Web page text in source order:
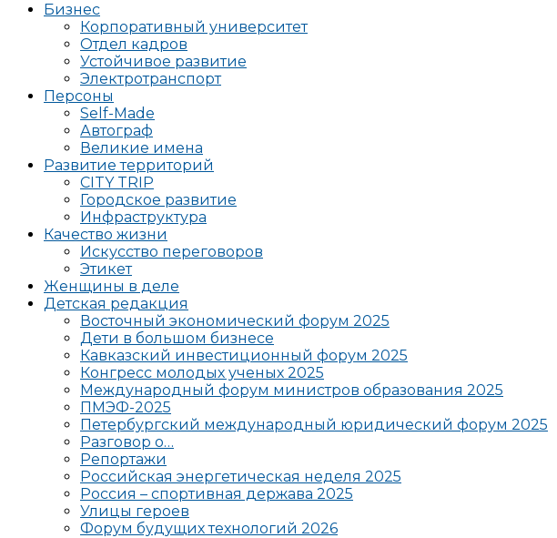
Бизнес
Корпоративный университет
Отдел кадров
Устойчивое развитие
Электротранспорт
Персоны
Self-Made
Автограф
Великие имена
Развитие территорий
CITY TRIP
Городское развитие
Инфраструктура
Качество жизни
Искусство переговоров
Этикет
Женщины в деле
Детская редакция
Восточный экономический форум 2025
Дети в большом бизнесе
Кавказский инвестиционный форум 2025
Конгресс молодых ученых 2025
Международный форум министров образования 2025
ПМЭФ-2025
Петербургский международный юридический форум 2025
Разговор о…
Репортажи
Российская энергетическая неделя 2025
Россия – спортивная держава 2025
Улицы героев
Форум будущих технологий 2026